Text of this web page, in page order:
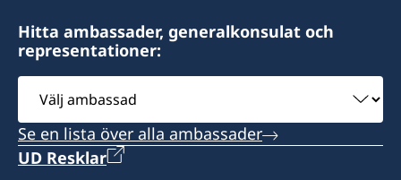
Hitta ambassader, generalkonsulat och
representationer:
Välj
ambassad
Se en lista över alla ambassader
UD Resklar